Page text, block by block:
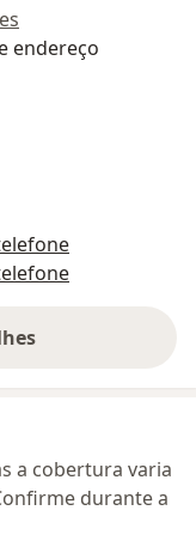
endereço
a cobertura varia
durante a